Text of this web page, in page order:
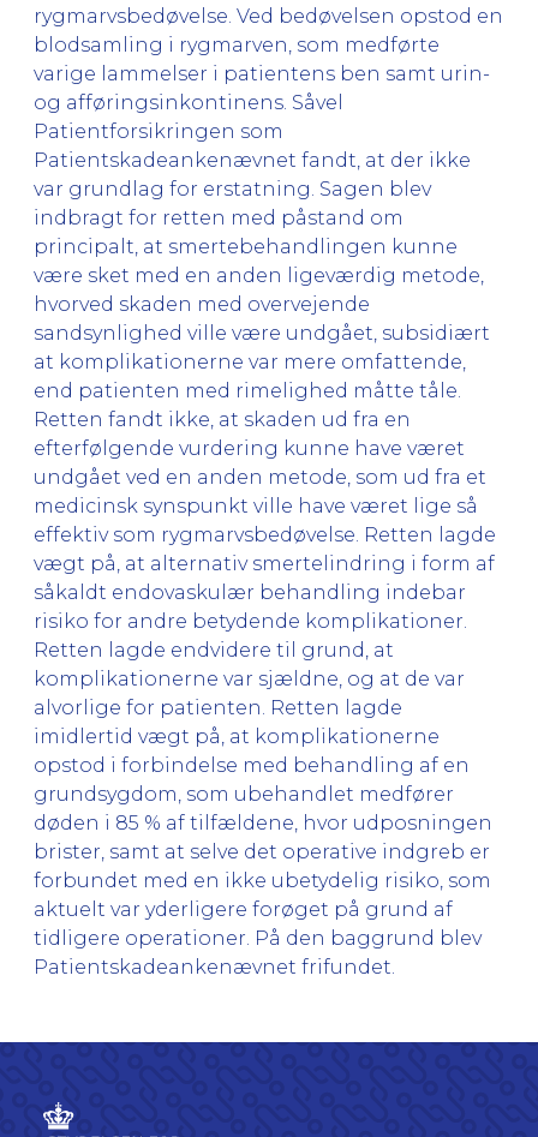
rygmarvsbedøvelse. Ved bedøvelsen opstod en
blodsamling i rygmarven, som medførte
varige lammelser i patientens ben samt urin-
og afføringsinkontinens. Såvel
Patientforsikringen som
Patientskadeankenævnet fandt, at der ikke
var grundlag for erstatning. Sagen blev
indbragt for retten med påstand om
principalt, at smertebehandlingen kunne
være sket med en anden ligeværdig metode,
hvorved skaden med overvejende
sandsynlighed ville være undgået, subsidiært
at komplikationerne var mere omfattende,
end patienten med rimelighed måtte tåle.
Retten fandt ikke, at skaden ud fra en
efterfølgende vurdering kunne have været
undgået ved en anden metode, som ud fra et
medicinsk synspunkt ville have været lige så
effektiv som rygmarvsbedøvelse. Retten lagde
vægt på, at alternativ smertelindring i form af
såkaldt endovaskulær behandling indebar
risiko for andre betydende komplikationer.
Retten lagde endvidere til grund, at
komplikationerne var sjældne, og at de var
alvorlige for patienten. Retten lagde
imidlertid vægt på, at komplikationerne
opstod i forbindelse med behandling af en
grundsygdom, som ubehandlet medfører
døden i 85 % af tilfældene, hvor udposningen
brister, samt at selve det operative indgreb er
forbundet med en ikke ubetydelig risiko, som
aktuelt var yderligere forøget på grund af
tidligere operationer. På den baggrund blev
Patientskadeankenævnet frifundet.